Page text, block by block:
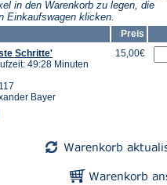
in den Warenkorb zu legen, die
Einkaufswagen klicken.
Preis
Schritte'
49:28 Minuten
Bayer
15,00€